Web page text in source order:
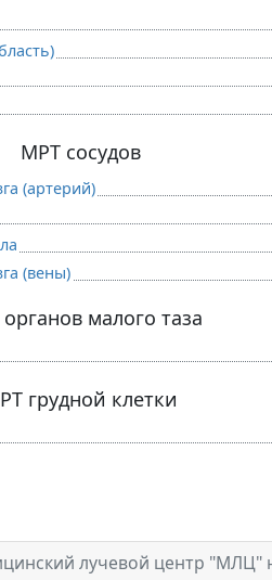
МРТ сосудов
(артерий)
(вены)
малого таза
грудной клетки
лучевой центр "МЛЦ"